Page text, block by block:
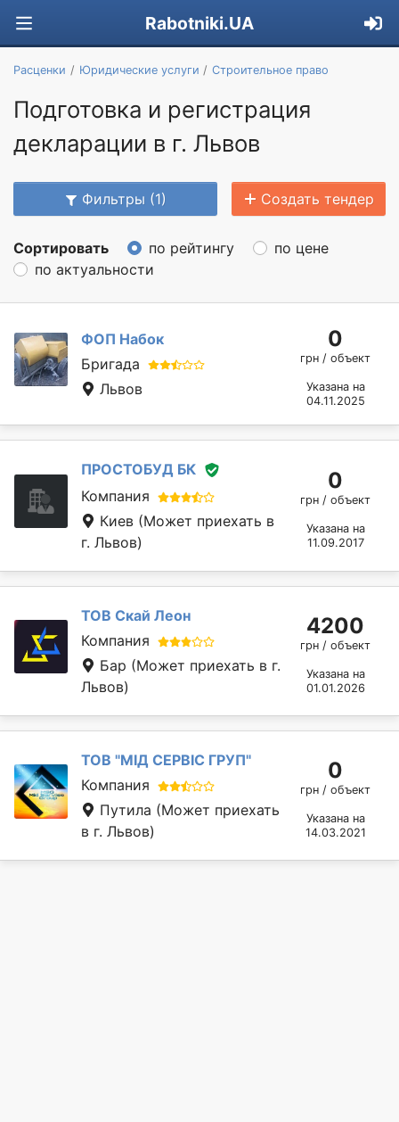
Rabotniki.UA
Расценки Юридические услуги Строительное право
Подготовка и регистрация
декларации в г. Львов
Фильтры (1) Создать тендер
Сортировать по рейтингу
по цене
по актуальности
ФОП Набок
Бригада
Львов
0
грн / объект
Указана на
04.11.2025
ПРОСТОБУД БК
Компания
Киев (Может приехать в
г. Львов)
0
грн / объект
Указана на
11.09.2017
ТОВ Скай Леон
Компания
Бар (Может приехать в г.
Львов)
4200
грн / объект
Указана на
01.01.2026
ТОВ "МІД СЕРВІС ГРУП"
Компания
Путила (Может приехать
в г. Львов)
0
грн / объект
Указана на
14.03.2021